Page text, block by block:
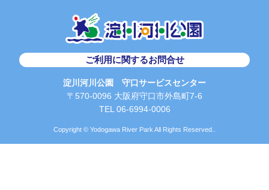
ご利用に関するお問合せ
淀川河川公園 守口サービスセンター
〒570-0096 大阪府守口市外島町7-6
TEL 06-6994-0006
Copyright © Yodogawa River Park All Rights Reserved..